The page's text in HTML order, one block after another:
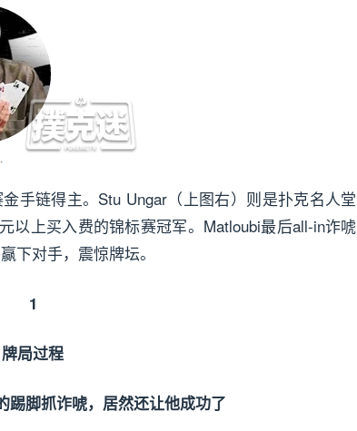
手链得主。Stu Ungar（上图右）则是扑克名人堂
以上买入费的锦标赛冠军。Matloubi最后all-in诈唬
下对手，震惊牌坛。
1
牌局过程